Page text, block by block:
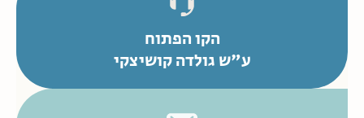
הקו הפתוח
ע"ש גולדה קושיצקי